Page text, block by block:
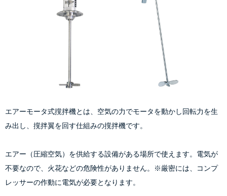
エアーモータ式撹拌機とは、空気の力でモータを動かし回転力を生
み出し、撹拌翼を回す仕組みの撹拌機です。
エアー（圧縮空気）を供給する設備がある場所で使えます。電気が
不要なので、火花などの危険性がありません。※厳密には、コンプ
レッサーの作動に電気が必要となります。